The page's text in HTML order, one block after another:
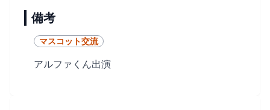
備考
マスコット交流
アルファくん出演